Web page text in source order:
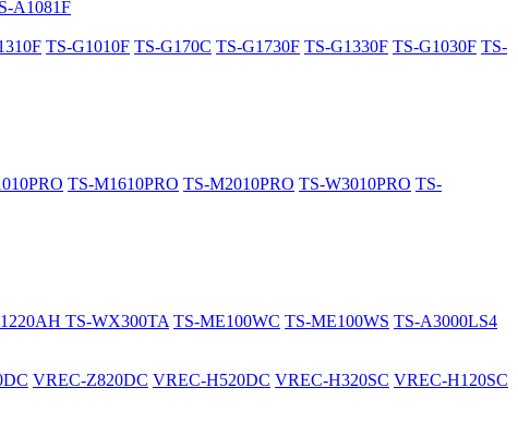
A1081F
TS-G1010F TS-G170C TS-G1730F TS-G1330F TS-G1030F TS-
TS-M1610PRO TS-M2010PRO TS-W3010PRO TS-
TS-WX300TA TS-ME100WC TS-ME100WS TS-A3000LS4
VREC-Z820DC VREC-H520DC VREC-H320SC VREC-H120SC